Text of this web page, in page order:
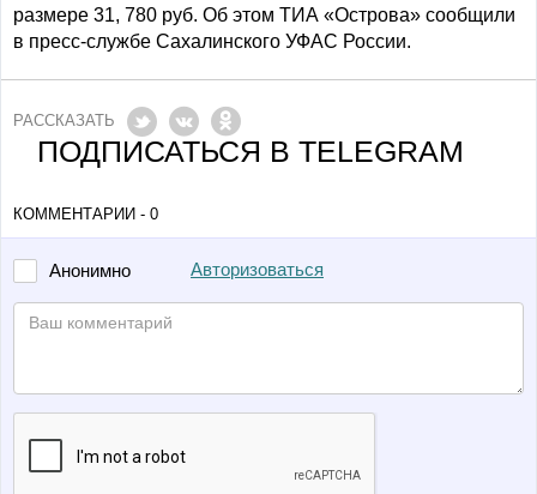
размере 31, 780 руб. Об этом ТИА «Острова» сообщили
в пресс-службе Сахалинского УФАС России.
РАССКАЗАТЬ
ПОДПИСАТЬСЯ В TELEGRAM
КОММЕНТАРИИ - 0
Анонимно Авторизоваться